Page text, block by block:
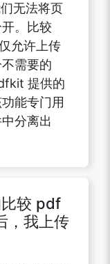
无法将页
。比较
允许上传
需要的
提供的
能专门用
分离出
较 pdf
，我上传